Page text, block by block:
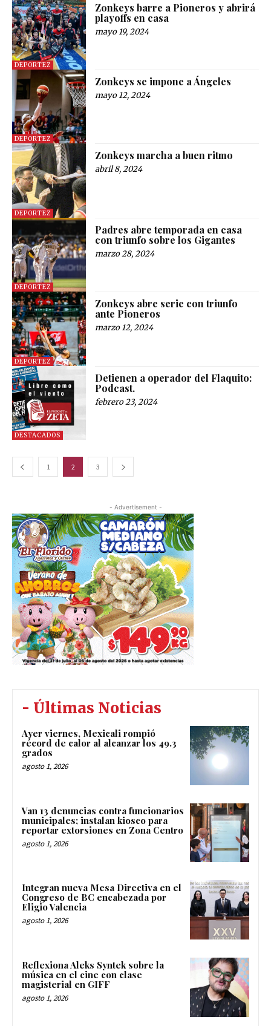
DEPORTEZ
Zonkeys barre a Pioneros y abrirá
playoffs en casa
mayo 19, 2024
DEPORTEZ
Zonkeys se impone a Ángeles
mayo 12, 2024
DEPORTEZ
Zonkeys marcha a buen ritmo
abril 8, 2024
DEPORTEZ
Padres abre temporada en casa
con triunfo sobre los Gigantes
marzo 28, 2024
DEPORTEZ
Zonkeys abre serie con triunfo
ante Pioneros
marzo 12, 2024
DESTACADOS
Detienen a operador del Flaquito:
Podcast.
febrero 23, 2024
1 2 3
- Advertisement -
- Últimas Noticias
Ayer viernes, Mexicali rompió
récord de calor al alcanzar los 49.3
grados
agosto 1, 2026
Van 13 denuncias contra funcionarios
municipales; instalan kiosco para
reportar extorsiones en Zona Centro
agosto 1, 2026
Integran nueva Mesa Directiva en el
Congreso de BC encabezada por
Eligio Valencia
agosto 1, 2026
Reflexiona Aleks Syntek sobre la
música en el cine con clase
magisterial en GIFF
agosto 1, 2026